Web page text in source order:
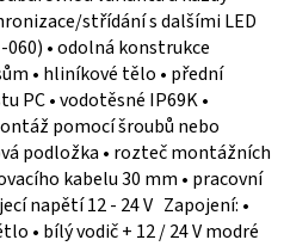
střídání s dalšími LED
• odolná konstrukce
• hliníkové tělo • přední
PC • vodotěsné IP69K •
pomocí šroubů nebo
podložka • rozteč montážních
kabelu 30 mm • pracovní
napětí 12 - 24 V Zapojení: •
• bílý vodič + 12 / 24 V modré